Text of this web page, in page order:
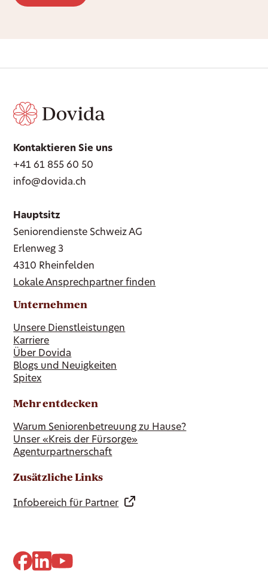
Kontaktieren Sie uns
+41 61 855 60 50
info@dovida.ch
Hauptsitz
Seniorendienste Schweiz AG
Erlenweg 3
4310 Rheinfelden
Lokale Ansprechpartner finden
Unternehmen
Unsere Dienstleistungen
Karriere
Über Dovida
Blogs und Neuigkeiten
Spitex
Mehr entdecken
Warum Seniorenbetreuung zu Hause?
Unser «Kreis der Fürsorge»
Agenturpartnerschaft
Zusätzliche Links
Infobereich für Partner